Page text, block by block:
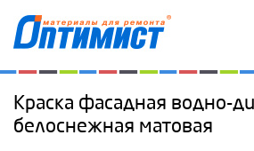
Краска фасадная водно-
белоснежная матовая